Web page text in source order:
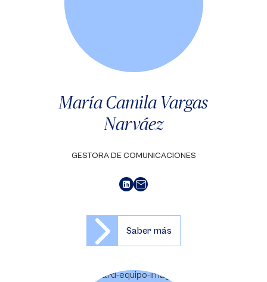
María Camila Vargas
Narváez
GESTORA DE COMUNICACIONES
Saber más